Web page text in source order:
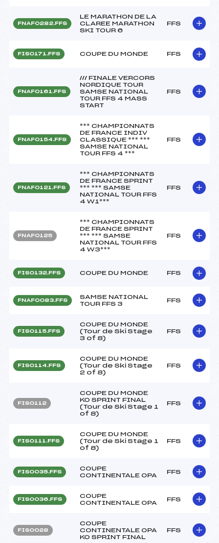
FNAF0282.FFS
LE MARATHON DE LA
CLAREE MARATHON
SKI TOUR 6
FFS
FIS0171.FFS COUPE DU MONDE FFS
FNAF0161.FFS
/// FINALE VERCORS
NORDIQUE TOUR
SAMSE NATIONAL
TOUR FFS 4 MASS
START
FFS
FNAF0154.FFS
*** CHAMPIONNATS
DE FRANCE INDIV
CLASSIQUE *** ***
SAMSE NATIONAL
TOUR FFS 4 ***
FFS
FNAF0121.FFS
*** CHAMPIONNATS
DE FRANCE SPRINT
*** *** SAMSE
NATIONAL TOUR FFS
4 W1***
FFS
FNAF0125
*** CHAMPIONNATS
DE FRANCE SPRINT
*** *** SAMSE
NATIONAL TOUR FFS
4 W3***
FFS
FIS0132.FFS COUPE DU MONDE FFS
FNAF0083.FFS
SAMSE NATIONAL
TOUR FFS 3
FFS
FIS0115.FFS
COUPE DU MONDE
(Tour de Ski Stage
3 of 8)
FFS
FIS0114.FFS
COUPE DU MONDE
(Tour de Ski Stage
2 of 8)
FFS
FIS0112
COUPE DU MONDE
KO SPRINT FINAL
(Tour de Ski Stage 1
of 8)
FFS
FIS0111.FFS
COUPE DU MONDE
(Tour de Ski Stage 1
of 8)
FFS
FIS0035.FFS
COUPE
CONTINENTALE OPA
FFS
FIS0036.FFS
COUPE
CONTINENTALE OPA
FFS
FIS0028
COUPE
CONTINENTALE OPA
KO SPRINT FINAL
FFS